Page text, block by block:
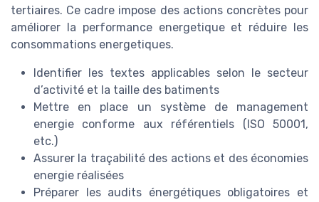
tertiaires. Ce cadre impose des actions concrètes pour
améliorer la performance energetique et réduire les
consommations energetiques.
Identifier les textes applicables selon le secteur
d’activité et la taille des batiments
Mettre en place un système de management
energie conforme aux référentiels (ISO 50001,
etc.)
Assurer la traçabilité des actions et des économies
energie réalisées
Préparer les audits énergétiques obligatoires et